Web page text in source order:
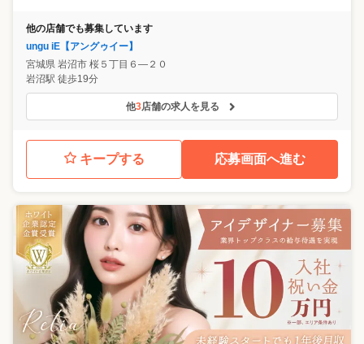
他の店舗でも募集しています
ungu iE【アングゥイー】
宮城県 岩沼市 桜５丁目６―２０
岩沼駅 徒歩19分
他3店舗の求人を見る
キープする 応募画面へ進む